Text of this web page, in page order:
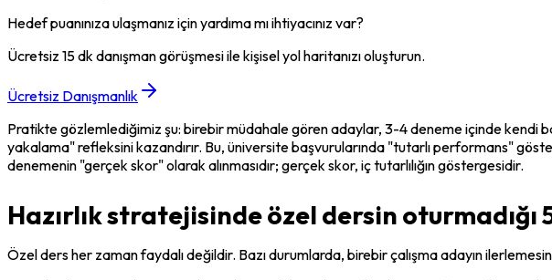
Hedef puanınıza ulaşmanız için yardıma mı ihtiyacınız var?
Ücretsiz 15 dk danışman görüşmesi ile kişisel yol haritanızı oluşturun.
Ücretsiz Danışmanlık
Pratikte gözlemlediğimiz şu: birebir müdahale gören adaylar, 3-4 deneme içinde kendi
yakalama" refleksini kazandırır. Bu, üniversite başvurularında "tutarlı performans"
denemenin "gerçek skor" olarak alınmasıdır; gerçek skor, iç tutarlılığın göstergesidir.
Hazırlık stratejisinde özel dersin oturmadığı
Özel ders her zaman faydalı değildir. Bazı durumlarda, birebir çalışma adayın